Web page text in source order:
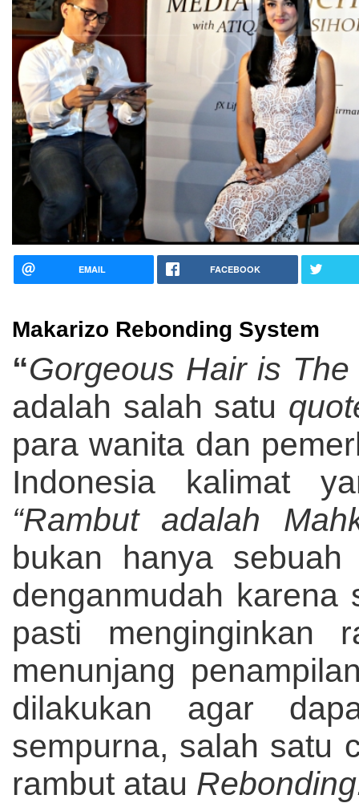
EMAIL FACEBOOK
Makarizo Rebonding System
“Gorgeous Hair is
adalah salah satu
para wanita dan
Indonesia kalimat
“Rambut adalah
bukan hanya
denganmudah karena
pasti menginginkan
menunjang
dilakukan agar
sempurna, salah satu
rambut atau